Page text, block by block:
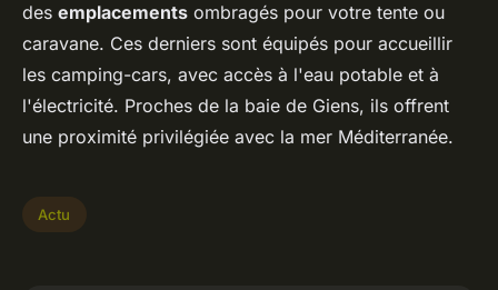
des emplacements ombragés pour votre tente ou
caravane. Ces derniers sont équipés pour accueillir
les camping-cars, avec accès à l'eau potable et à
l'électricité. Proches de la baie de Giens, ils offrent
une proximité privilégiée avec la mer Méditerranée.
Actu